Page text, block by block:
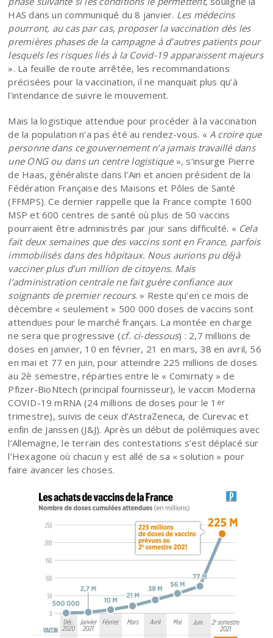
HAS dans un communiqué du 8 janvier. Les médecins
pourront, au cas par cas, proposer la vaccination dès les
premières phases de la campagne à d’autres patients pour
lesquels les risques liés à la Covid-19 apparaissent majeurs
». La feuille de route arrêtée, les recommandations
précisées pour la vaccination, il ne manquait plus qu’à
l’intendance de suivre le mouvement.
Mais la logistique attendue pour procéder à la vaccination
de la population n’a pas été au rendez-vous. « A croire que
personne dans ce gouvernement n’a jamais travaillé dans
une ONG ou dans un centre logistique», s’insurge Pierre
de Haas, généraliste dans l’Ain et ancien président de la
Fédération Française des Maisons et Pôles de Santé
(FFMPS). Ce dernier rappelle que la France compte 1600
MSP et 600 centres de santé où plus de 50 vaccins
pourraient être administrés par jour sans difficulté. « Cela
fait deux semaines que des vaccins sont en France, parfois
immobilisés dans des hôpitaux. Nous aurions pu déjà
vacciner plus d’un million de citoyens. Mais
l’administration centrale ne fait guère confiance aux
soignants de premier recours. » Reste qu’en ce mois de
décembre « seulement » 500 000 doses de vaccins sont
attendues pour le marché français. La montée en charge
ne sera que progressive (cf. ci-dessous) : 2,7 millions de
doses en janvier, 10 en février, 21 en mars, 38 en avril, 56
en mai et 77 en juin, pour atteindre 225 millions de doses
au 2è semestre, réparties entre le « Comirnaty » de
Pfizer-BioNtech (principal fournisseur), le vaccin Moderna
COVID-19 mRNA (24 millions de doses pour le 1 er
trimestre), suivis de ceux d’AstraZeneca, de Curevac et
enfin de Janssen (J&J). Après un début de polémiques avec
l’Allemagne, le terrain des contestations s’est déplacé sur
l’Hexagone où chacun y est allé de sa « solution » pour
faire avancer les choses.